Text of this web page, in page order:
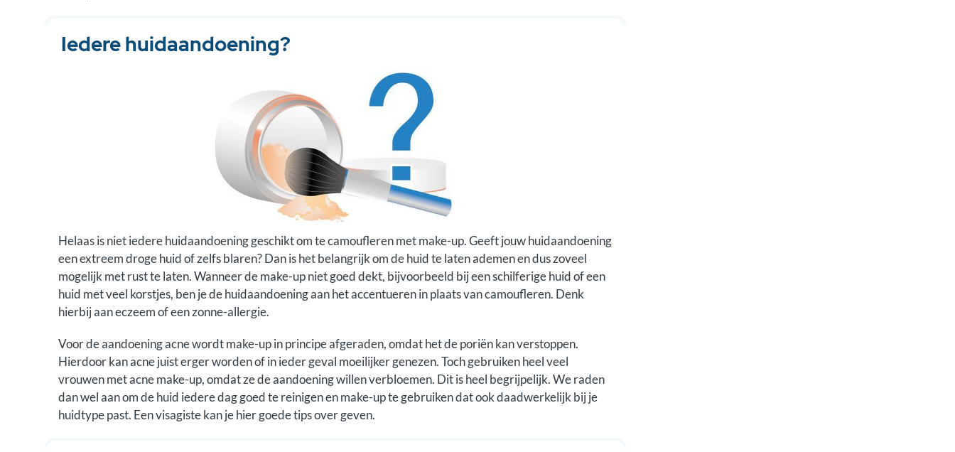
Iedere huidaandoening?
Helaas is niet iedere huidaandoening geschikt om te camoufleren met make-up. Geeft jouw huidaandoening
een extreem droge huid of zelfs blaren? Dan is het belangrijk om de huid te laten ademen en dus zoveel
mogelijk met rust te laten. Wanneer de make-up niet goed dekt, bijvoorbeeld bij een schilferige huid of een
huid met veel korstjes, ben je de huidaandoening aan het accentueren in plaats van camoufleren. Denk
hierbij aan eczeem of een zonne-allergie.
Voor de aandoening acne wordt make-up in principe afgeraden, omdat het de poriën kan verstoppen.
Hierdoor kan acne juist erger worden of in ieder geval moeilijker genezen. Toch gebruiken heel veel
vrouwen met acne make-up, omdat ze de aandoening willen verbloemen. Dit is heel begrijpelijk. We raden
dan wel aan om de huid iedere dag goed te reinigen en make-up te gebruiken dat ook daadwerkelijk bij je
huidtype past. Een visagiste kan je hier goede tips over geven.